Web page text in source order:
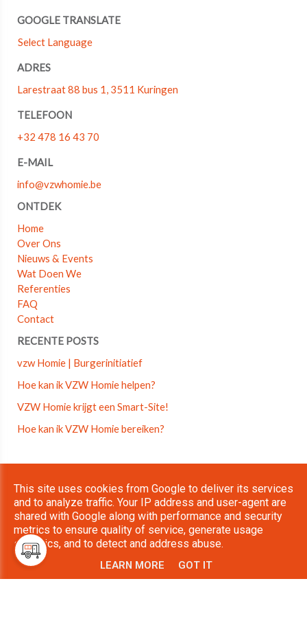
GOOGLE TRANSLATE
Select Language
ADRES
Larestraat 88 bus 1, 3511 Kuringen
TELEFOON
+32 478 16 43 70
E-MAIL
info@vzwhomie.be
ONTDEK
Home
Over Ons
Nieuws & Events
Wat Doen We
Referenties
FAQ
Contact
RECENTE POSTS
vzw Homie | Burgerinitiatief
Hoe kan ik VZW Homie helpen?
VZW Homie krijgt een Smart-Site!
Hoe kan ik VZW Homie bereiken?
Privacy & Cookies
UP-TO-DATE WebDesign
This site uses cookies from Google to deliver its services
and to analyze traffic. Your IP address and user-agent are
shared with Google along with performance and security
metrics to ensure quality of service, generate usage
statistics, and to detect and address abuse.
LEARN MORE GOT IT